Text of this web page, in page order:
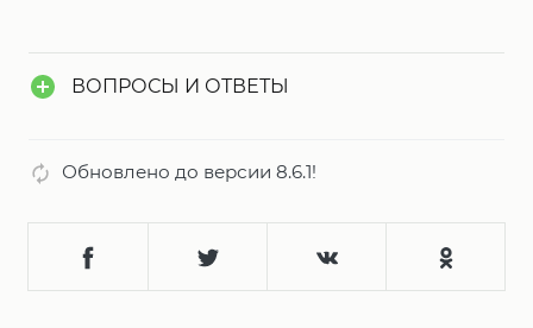
ВОПРОСЫ И ОТВЕТЫ
Обновлено до версии 8.6.1!